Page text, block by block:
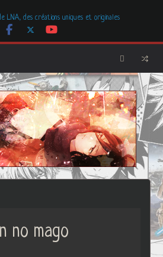
LNA, des créations uniques et originales
#01 – juillet 2026
dystopies dans la littérature mais pas que …
no mago